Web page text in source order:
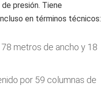
presión. Tiene
en términos técnicos:
metros de ancho y 18
por 59 columnas de